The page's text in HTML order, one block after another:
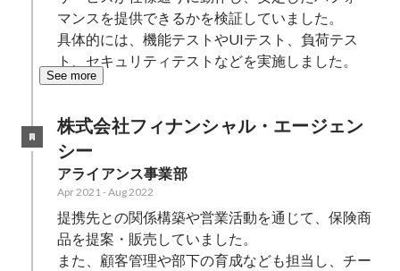
マンスを提供できるかを検証していました。
具体的には、機能テストやUIテスト、負荷テス
ト、セキュリティテストなどを実施しました。
See more
株式会社フィナンシャル・エージェン
シー
アライアンス事業部
Apr 2021 -Aug 2022
提携先との関係構築や営業活動を通じて、保険商
品を提案・販売していました。
また、顧客管理や部下の育成なども担当し、チー